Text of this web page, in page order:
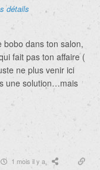
détails
dans ton salon,
fait pas ton affaire (
ne plus venir ici
une solution…mais
1 mois il y a